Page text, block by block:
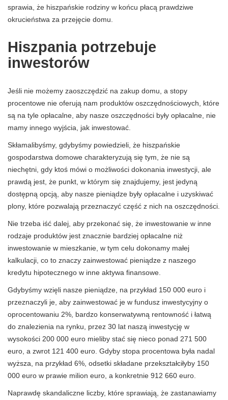
sprawia, że ​​hiszpańskie rodziny w końcu płacą prawdziwe
okrucieństwa za przejęcie domu.
Hiszpania potrzebuje
inwestorów
Jeśli nie możemy zaoszczędzić na zakup domu, a stopy
procentowe nie oferują nam produktów oszczędnościowych, które
są na tyle opłacalne, aby nasze oszczędności były opłacalne, nie
mamy innego wyjścia, jak inwestować.
Skłamalibyśmy, gdybyśmy powiedzieli, że hiszpańskie
gospodarstwa domowe charakteryzują się tym, że nie są
niechętni, gdy ktoś mówi o możliwości dokonania inwestycji, ale
prawdą jest, że punkt, w którym się znajdujemy, jest jedyną
dostępną opcją, aby nasze pieniądze były opłacalne i uzyskiwać
plony, które pozwalają przeznaczyć część z nich na oszczędności.
Nie trzeba iść dalej, aby przekonać się, że inwestowanie w inne
rodzaje produktów jest znacznie bardziej opłacalne niż
inwestowanie w mieszkanie, w tym celu dokonamy małej
kalkulacji, co to znaczy zainwestować pieniądze z naszego
kredytu hipotecznego w inne aktywa finansowe.
Gdybyśmy wzięli nasze pieniądze, na przykład 150 000 euro i
przeznaczyli je, aby zainwestować je w fundusz inwestycyjny o
oprocentowaniu 2%, bardzo konserwatywną rentowność i łatwą
do znalezienia na rynku, przez 30 lat naszą inwestycję w
wysokości 200 000 euro mieliby stać się nieco ponad 271 500
euro, a zwrot 121 400 euro. Gdyby stopa procentowa była nadal
wyższa, na przykład 6%, odsetki składane przekształciłyby 150
000 euro w prawie milion euro, a konkretnie 912 660 euro.
Naprawdę skandaliczne liczby, które sprawiają, że zastanawiamy